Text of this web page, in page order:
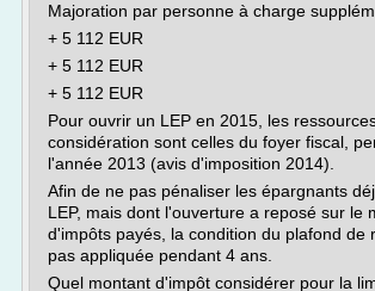
Majoration par personne à charge
+ 5 112 EUR
+ 5 112 EUR
+ 5 112 EUR
Pour ouvrir un LEP en 2015, les
considération sont celles du foyer fiscal,
l'année 2013 (avis d'imposition 2014).
Afin de ne pas pénaliser les épargnants
LEP, mais dont l'ouverture a reposé sur le
d'impôts payés, la condition du plafond de
pas appliquée pendant 4 ans.
Quel montant d'impôt considérer pour la